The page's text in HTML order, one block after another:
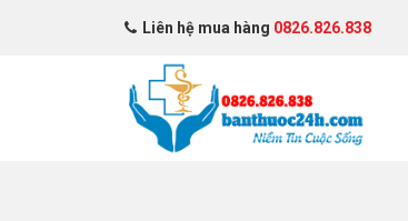
Liên hệ mua hàng 0826.826.838